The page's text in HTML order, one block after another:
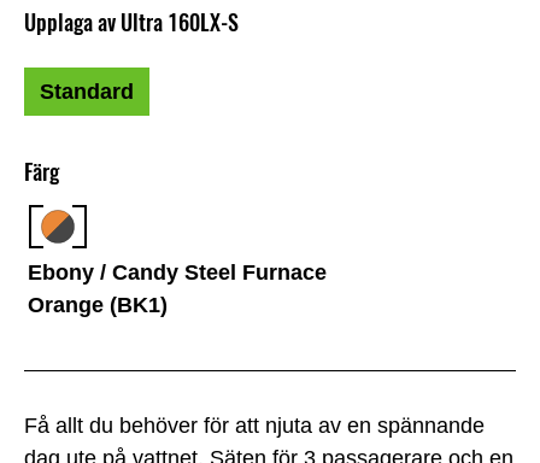
Få allt du behöver för att njuta av en spännande
Färg
Ebony / Candy Steel Furnace
Orange (BK1)
Upplaga av Ultra 160LX-S
Standard